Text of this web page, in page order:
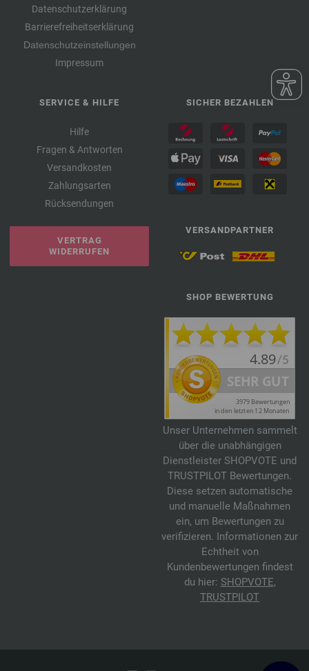
Datenschutzerklärung
Barrierefreiheitserklärung
Datenschutzeinstellungen
Impressum
SERVICE & HILFE
Hilfe
Fragen & Antworten
Versandkosten
Zahlungsarten
Rücksendungen
VERTRAG
WIDERRUFEN
SICHER BEZAHLEN
VERSANDPARTNER
SHOP BEWERTUNG
Unser Unternehmen sammelt
über die unabhängigen
Dienstleister SHOPVOTE und
TRUSTPILOT Bewertungen.
Diese setzen automatische
und manuelle Maßnahmen
ein, um Bewertungen zu
verifizieren. Informationen zur
Echtheit von
Kundenbewertungen findest
du hier: SHOPVOTE,
TRUSTPILOT